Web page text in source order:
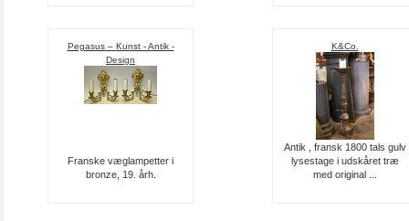
Pegasus – Kunst - Antik -
Design
Franske væglampetter i
bronze, 19. årh.
K&Co.
Antik , fransk 1800 tals gulv
lysestage i udskåret træ
med original ...